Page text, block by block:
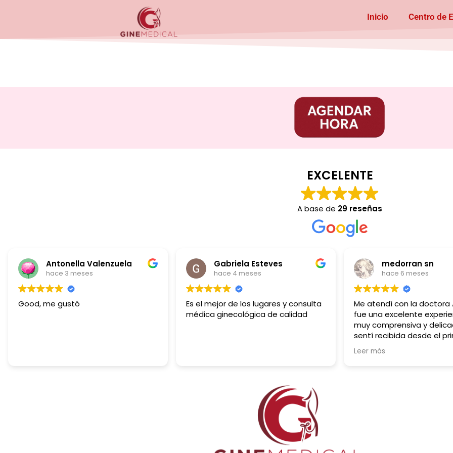
Inicio Centro de
EXCELENTE
A base de 29 reseñas
Gabriela Esteves
Es el mejor de los lugares y consulta
médica ginecológica de calidad
medorran sn
Me atendí con la doctora Arianna,
fue una excelente experiencia, era
muy comprensiva y delicada, me
sentí recibida desde el primer
momento, me inspiro mucha
confianza desde que puse pie en su
conocidas, Pero quedé súper
complacida con su servicio, MUY
BUENA EXPERIENCIA (el consultorio si
cuenta con baño funcional, está
limpio y tiene todo lo necesario).
100% recomendado
especial
siempre
cerrados